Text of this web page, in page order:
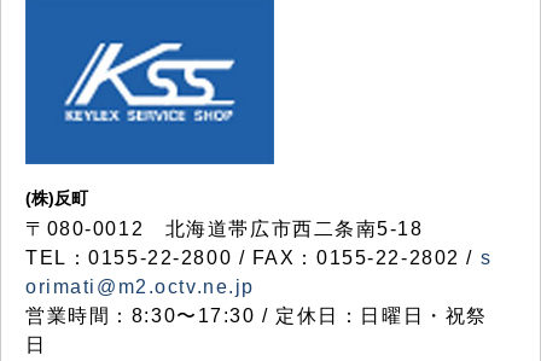
(株)反町
〒080-0012 北海道帯広市西二条南5-18
TEL：0155-22-2800 / FAX：0155-22-2802 / s
orimati@m2.octv.ne.jp
営業時間：8:30〜17:30 / 定休日：日曜日・祝祭
日